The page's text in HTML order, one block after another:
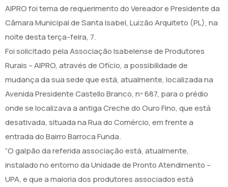
AIPRO foi tema de requerimento do Vereador e Presidente da
Câmara Municipal de Santa Isabel, Luizão Arquiteto (PL), na
noite desta terça-feira, 7.
Foi solicitado pela Associação Isabelense de Produtores
Rurais – AIPRO, através de Ofício, a possibilidade de
mudança da sua sede que está, atualmente, localizada na
Avenida Presidente Castello Branco, nº 687, para o prédio
onde se localizava a antiga Creche do Ouro Fino, que está
desativada, situada na Rua do Comércio, em frente a
entrada do Bairro Barroca Funda.
“O galpão da referida associação está, atualmente,
instalado no entorno da Unidade de Pronto Atendimento –
UPA, e que a maioria dos produtores associados está